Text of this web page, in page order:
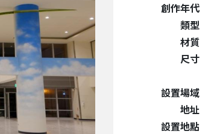
創作年代
類型
材質
尺寸
設置場域
地址
設置地點